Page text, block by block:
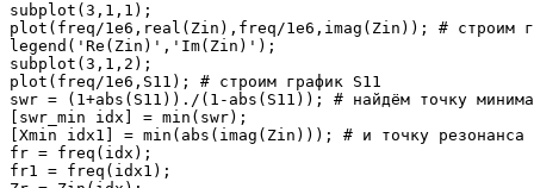
subplot(3,1,1);
plot(freq/1e6,real(Zin),freq/1e6,imag(Zin)); # строим
legend('Re(Zin)','Im(Zin)');
subplot(3,1,2);
plot(freq/1e6,S11); # строим график S11
swr = (1+abs(S11))./(1-abs(S11)); # найдём точку
[swr_min idx] = min(swr);
[Xmin idx1] = min(abs(imag(Zin))); # и точку резонанса
fr = freq(idx);
fr1 = freq(idx1);